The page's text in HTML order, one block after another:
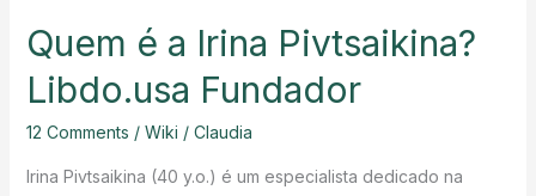
Quem é a Irina Pivtsaikina?
Libdo.usa Fundador
12 Comments / Wiki / Claudia
Irina Pivtsaikina (40 y.o.) é um especialista dedicado na